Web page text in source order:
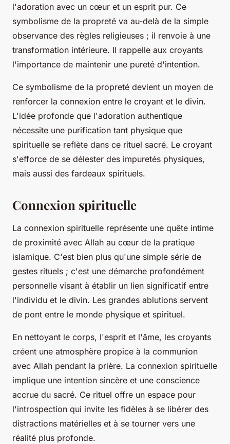
l'adoration avec un cœur et un esprit pur. Ce
symbolisme de la propreté va au-delà de la simple
observance des règles religieuses ; il renvoie à une
transformation intérieure. Il rappelle aux croyants
l'importance de maintenir une pureté d'intention.
Ce symbolisme de la propreté devient un moyen de
renforcer la connexion entre le croyant et le divin.
L'idée profonde que l'adoration authentique
nécessite une purification tant physique que
spirituelle se reflète dans ce rituel sacré. Le croyant
s'efforce de se délester des impuretés physiques,
mais aussi des fardeaux spirituels.
Connexion spirituelle
La connexion spirituelle représente une quête intime
de proximité avec Allah au cœur de la pratique
islamique. C'est bien plus qu'une simple série de
gestes rituels ; c'est une démarche profondément
personnelle visant à établir un lien significatif entre
l'individu et le divin. Les grandes ablutions servent
de pont entre le monde physique et spirituel.
En nettoyant le corps, l'esprit et l'âme, les croyants
créent une atmosphère propice à la communion
avec Allah pendant la prière. La connexion spirituelle
implique une intention sincère et une conscience
accrue du sacré. Ce rituel offre un espace pour
l'introspection qui invite les fidèles à se libérer des
distractions matérielles et à se tourner vers une
réalité plus profonde.